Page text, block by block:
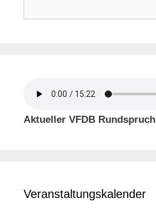
Aktueller VFDB Rundspruch
Veranstaltungskalender